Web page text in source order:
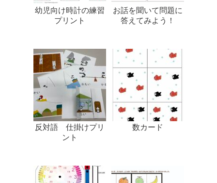
幼児向け時計の練習
プリント
お話を聞いて問題に
答えてみよう！
反対語 仕掛けプリ
ント
数カード